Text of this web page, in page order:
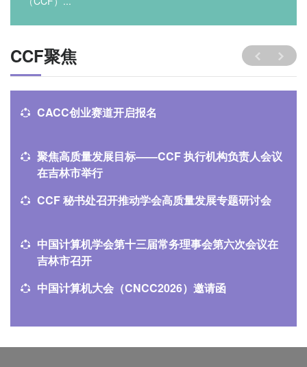
CCF聚焦
CACC创业赛道开启报名
聚焦高质量发展目标——CCF 执行机构负责人会议
在吉林市举行
CCF 秘书处召开推动学会高质量发展专题研讨会
中国计算机学会第十三届常务理事会第六次会议在
吉林市召开
中国计算机大会（CNCC2026）邀请函